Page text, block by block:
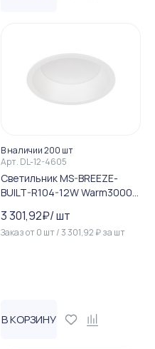
В наличии 200 шт
Арт. DL-12-4605
Светильник MS-BREEZE-
BUILT-R104-12W Warm3000
3 301,92₽/шт
Заказ от0 шт/3 301,92 ₽за шт
В КОРЗИНУ